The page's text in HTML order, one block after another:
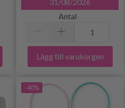
Antal
Lägg till varukorgen
-40%